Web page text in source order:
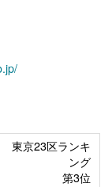
東京23区ランキ
ング
第3位